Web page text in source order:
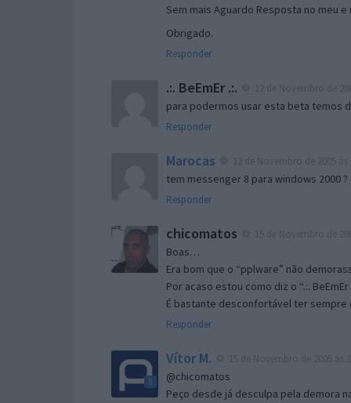
Sem mais Aguardo Resposta no meu e
Obrigado.
Responder
.:. BeEmEr .:.
para podermos usar esta beta temos
Responder
Marocas
tem messenger 8 para windows 2000
Responder
chicomatos
Boas…
Era bom que o “pplware” não
Por acaso estou como diz o “.:.
É bastante desconfortável ter sempre
Responder
Vítor M.
@chicomatos
Peço desde já desculpa pela demora